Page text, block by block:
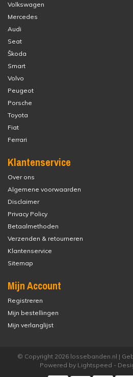
Volkswagen
Mercedes
Audi
Seat
Škoda
Smart
Volvo
Peugeot
Porsche
Toyota
Fiat
Ferrari
Klantenservice
Over ons
Algemene voorwaarden
Disclaimer
Privacy Policy
Betaalmethoden
Verzenden & retourneren
Klantenservice
Sitemap
Mijn Account
Registreren
Mijn bestellingen
Mijn verlanglijst
© Copyright 2026 lossebanden.nl |
Powered by Lightspeed -